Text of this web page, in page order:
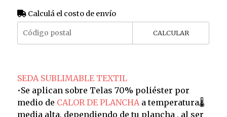
Calculá el costo de envío
CALCULAR
SEDA SUBLIMABLE TEXTIL
•Se aplican sobre Telas 70% poliéster por
medio de CALOR DE PLANCHA a temperatura🌡️
media alta, dependiendo de tu plancha , al ser